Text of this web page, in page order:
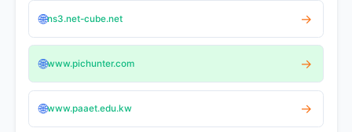
🌐ns3.net-cube.net →
🌐www.pichunter.com →
🌐www.paaet.edu.kw →